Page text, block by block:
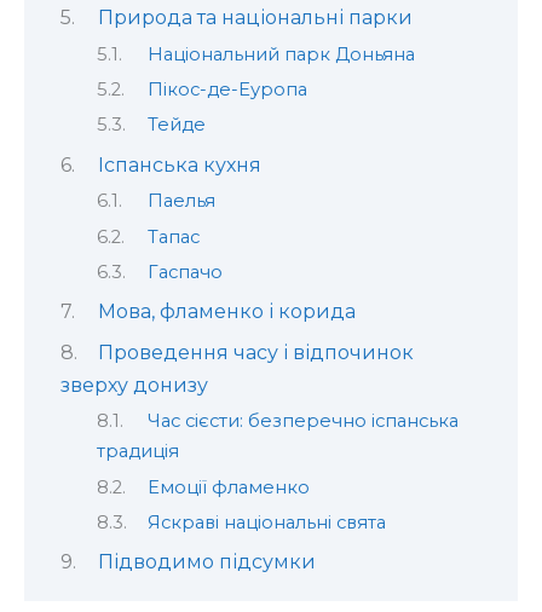
Природа та національні парки
Національний парк Доньяна
Пікос-де-Еуропа
Тейде
Іспанська кухня
Паелья
Тапас
Гаспачо
Мова, фламенко і корида
Проведення часу і відпочинок
зверху донизу
Час сієсти: безперечно іспанська
традиція
Емоції фламенко
Яскраві національні свята
Підводимо підсумки